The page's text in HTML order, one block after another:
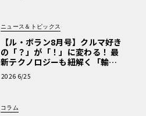
ニュース＆トピックス
【ル・ボラン8月号】クルマ好き
の「？」が「！」に変わる！ 最
新テクノロジーも紐解く「輸入
車Q&A」
2026 6/25
コラム